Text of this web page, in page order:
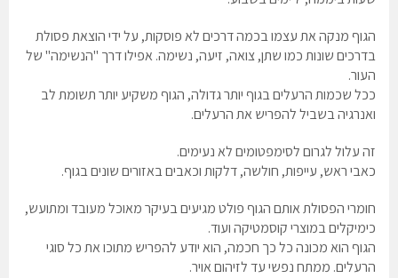
הגוף מנקה את עצמו בכמה דרכים לא פוסקות, על ידי הוצאת פסולת
בדרכים שונות כמו שתן, צואה, זיעה, נשימה. אפילו דרך "הנשימה" של
העור.
ככל שכמות הרעלים בגוף יותר גדולה, הגוף משקיע יותר תשומת לב
ואנרגיה בשביל להפריש את הרעלים.
זה עלול לגרום לסימפטומים לא נעימים.
כאבי ראש, עייפות, חולשה, דלקות וכאבים באזורים שונים בגוף.
חומרי הפסולת אותם הגוף פולט מגיעים בעיקר מאוכל מעובד ומתועש,
כימיקלים במוצרי קוסמטיקה ועוד.
הגוף הוא מכונה כל כך חכמה, הוא יודע להפריש מתוכו את כל סוגי
הרעלים. ממתח נפשי עד לזיהום אויר.